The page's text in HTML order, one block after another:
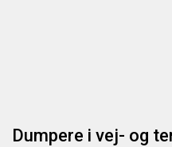
Dumpere i vej- og